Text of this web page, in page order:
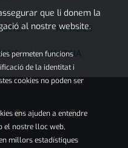
NOTÍCIES
L'ALZINA
que li donem la
al nostre website.
permeten funcions
de la identitat i
cookies no poden ser
ens ajuden a entendre
el nostre lloc web,
millors estadístiques